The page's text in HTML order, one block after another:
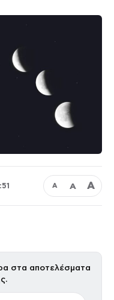
Α Α Α
στα αποτελέσματα